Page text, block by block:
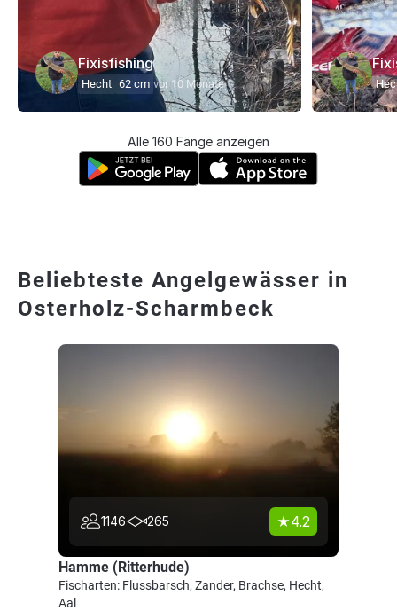
Fixisfishing
Hecht 62 cm vor 10 Monate
Alle 160 Fänge anzeigen
Beliebteste Angelgewässer in
Osterholz-Scharmbeck
1146 265 4.2
Hamme (Ritterhude)
Fischarten: Flussbarsch, Zander, Brachse, Hecht,
Aal